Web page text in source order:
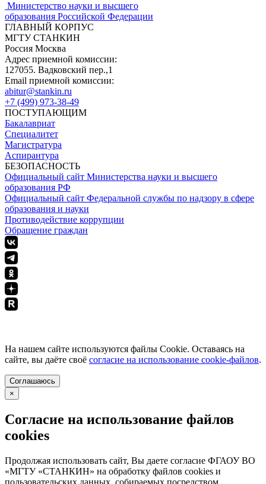
Министерство науки и высшего
образования Российской Федерации
ГЛАВНЫЙ КОРПУС
МГТУ СТАНКИН
Россия Москва
Адрес приемной комиссии:
127055. Вадковский пер.,1
Email приемной комиссии:
abitur@stankin.ru
+7 (499) 973-38-49
ПОСТУПАЮЩИМ
Бакалавриат
Специалитет
Магистратура
Аспирантура
БЕЗОПАСНОСТЬ
Официальный сайт Министерства науки и высшего
образования РФ
Официальный сайт Федеральной службы по надзору в сфере
образования и науки
Противодействие коррупции
Обращение граждан
На нашем сайте используются файлы Cookie. Оставаясь на
сайте, вы даёте своё согласие на использование cookie-файлов.
Соглашаюсь
×
Согласие на использование файлов
cookies
Продолжая использовать сайт, Вы даете согласие ФГАОУ ВО
«МГТУ «СТАНКИН» на обработку файлов cookies и